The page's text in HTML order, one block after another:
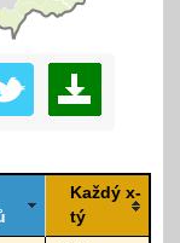
Každý x-
tý